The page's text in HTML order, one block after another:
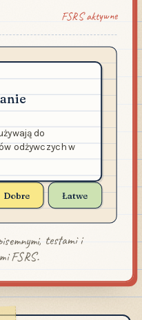
FSRS aktywne
do
odżywczych w
Dobre Łatwe
testami i
FSRS.